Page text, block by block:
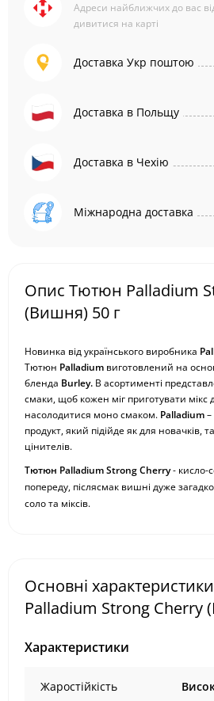
Адреси найближчих до вас
дивитися на карті
Доставка Укр поштою
Доставка в Польщу
Доставка в Чехію
Міжнародна доставка
Опис Тютюн Palladium
(Вишня) 50 г
Новинка від українського виробника
Тютюн Palladium виготовлений на
бленда Burley. В асортименті
смаки, щоб кожен міг приготувати мікс
насолодитися моно смаком. Palladium
продукт, який підійде як для новачків,
цінителів.
Тютюн PalladiumStrongCherry- кисло-
попереду, післясмак вишні дуже
соло та міксів.
Основні
Palladium Strong Cherry
Характеристики
Жаростійкість